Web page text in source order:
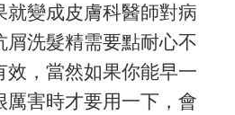
就變成皮膚科醫師對病
屑洗髮精需要點耐心不
效，當然如果你能早一
厲害時才要用一下，會